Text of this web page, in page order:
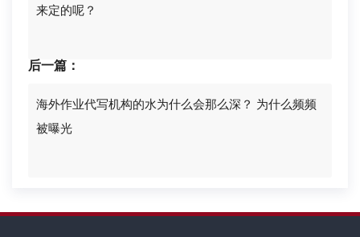
来定的呢？
后一篇：
海外作业代写机构的水为什么会那么深？ 为什么频频
被曝光